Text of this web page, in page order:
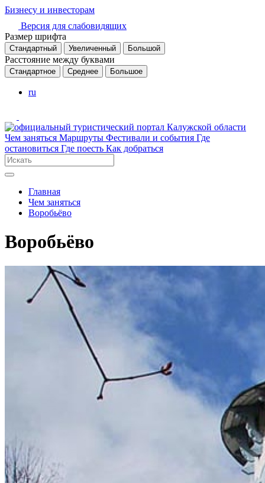
Бизнесу и инвесторам
Версия для слабовидящих
Размер шрифта
Стандартный Увеличенный Большой
Расстояние между буквами
Стандартное Среднее Большое
ru
Чем заняться Маршруты Фестивали и события Где
остановиться Где поесть Как добраться
Главная
Чем заняться
Воробьёво
Воробьёво